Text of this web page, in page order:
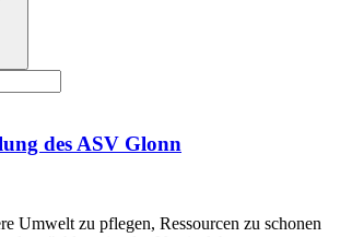
des ASV Glonn
Umwelt zu pflegen, Ressourcen zu schonen